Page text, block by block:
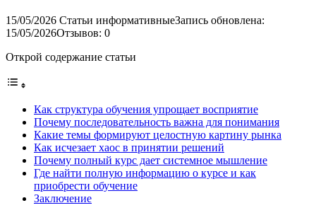
15/05/2026 Статьи информативныеЗапись обновлена:
15/05/2026Отзывов: 0
Открой содержание статьи
Как структура обучения упрощает восприятие
Почему последовательность важна для понимания
Какие темы формируют целостную картину рынка
Как исчезает хаос в принятии решений
Почему полный курс дает системное мышление
Где найти полную информацию о курсе и как
приобрести обучение
Заключение